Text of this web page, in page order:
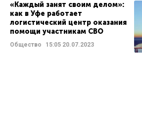
«Каждый занят своим делом»:
как в Уфе работает
логистический центр оказания
помощи участникам СВО
Общество 15:0520.07.2023